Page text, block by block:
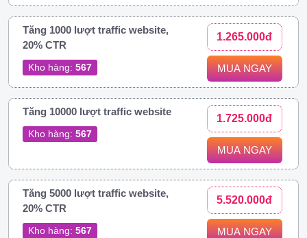
Tăng 1000 lượt traffic website,
20% CTR
Kho hàng: 567
1.265.000đ
MUA NGAY
Tăng 10000 lượt traffic website
Kho hàng: 567
1.725.000đ
MUA NGAY
Tăng 5000 lượt traffic website,
20% CTR
Kho hàng: 567
5.520.000đ
MUA NGAY